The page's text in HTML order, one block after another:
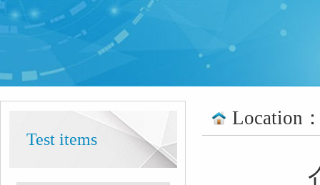
Test items
Location